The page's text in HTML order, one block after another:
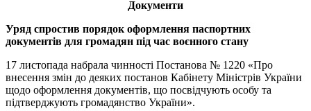
Документи
Уряд спростив порядок оформлення паспортних
документів для громадян під час воєнного стану
17 листопада набрала чинності Постанова № 1220 «Про
внесення змін до деяких постанов Кабінету Міністрів України
щодо оформлення документів, що посвідчують особу та
підтверджують громадянство України».